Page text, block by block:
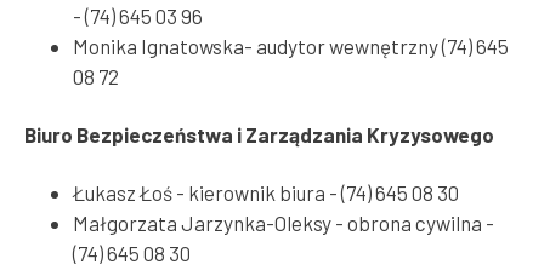
- (74) 645 03 96
Monika Ignatowska- audytor wewnętrzny (74) 645
08 72
Biuro Bezpieczeństwa i Zarządzania Kryzysowego
Łukasz Łoś - kierownik biura - (74) 645 08 30
Małgorzata Jarzynka-Oleksy - obrona cywilna -
(74) 645 08 30